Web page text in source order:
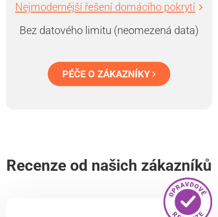
Nejmodernější řešení domácího pokrytí
Bez datového limitu (neomezená data)
PÉČE O ZÁKAZNÍKY
Recenze od našich zákazníků